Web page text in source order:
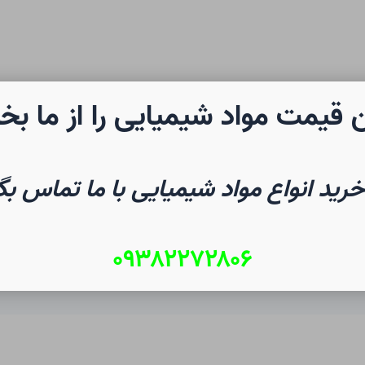
شیمی صفحه نخست
قیمت مواد شیمیایی را از ما
انواع مواد شیمیایی با ما تماس
۰۹۳۸۲۲۷۲۸۰۶